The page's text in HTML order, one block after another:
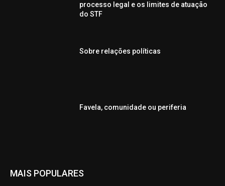
processo legal e os limites de atuação
do STF
Sobre relações políticas
Favela, comunidade ou periferia
MAIS POPULARES